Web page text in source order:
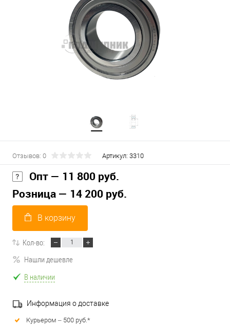
Отзывов: 0 Артикул: 3310
Опт — 11 800 руб.
Розница — 14 200 руб.
В корзину
Кол-во:
Нашли дешевле
В наличии
Информация о доставке
Курьером – 500 руб.*